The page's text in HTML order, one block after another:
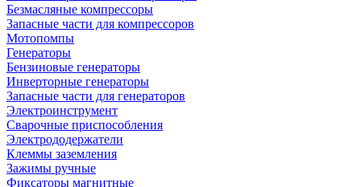
Безмасляные компрессоры
Запасные части для компрессоров
Мотопомпы
Генераторы
Бензиновые генераторы
Инверторные генераторы
Запасные части для генераторов
Электроинструмент
Сварочные приспособления
Электрододержатели
Клеммы заземления
Зажимы ручные
Фиксаторы магнитные